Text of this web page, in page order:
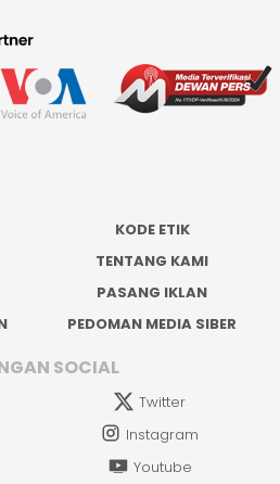
KODE ETIK
TENTANG KAMI
PASANG IKLAN
PEDOMAN MEDIA SIBER
SOCIAL
Twitter
Instagram
Youtube